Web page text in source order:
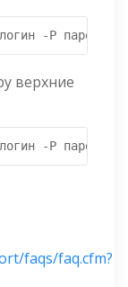
-P пароль
верхние
-P пароль
faqs/faq.cfm?